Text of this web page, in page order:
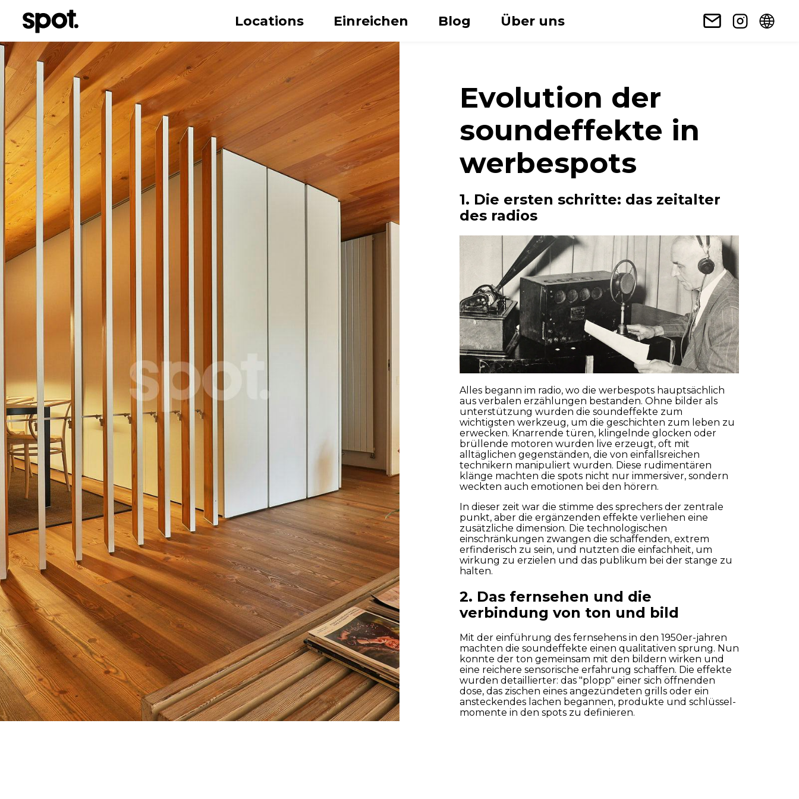
Locations Einreichen Blog Über uns
Wohnungen
Straßen
Natur
Spots
Datenschutzbestimmungen gelesen und akzeptiere sie
Absenden
Evolution der
soundeffekte in
werbespots
1. Die ersten schritte: das zeitalter
des radios
Alles begann im radio, wo die werbespots hauptsächlich
aus verbalen erzählungen bestanden. Ohne bilder als
unterstützung wurden die soundeffekte zum
wichtigsten werkzeug, um die geschichten zum leben zu
erwecken. Knarrende türen, klingelnde glocken oder
brüllende motoren wurden live erzeugt, oft mit
alltäglichen gegenständen, die von einfallsreichen
technikern manipuliert wurden. Diese rudimentären
klänge machten die spots nicht nur immersiver, sondern
weckten auch emotionen bei den hörern.
In dieser zeit war die stimme des sprechers der zentrale
punkt, aber die ergänzenden effekte verliehen eine
zusätzliche dimension. Die technologischen
einschränkungen zwangen die schaffenden, extrem
erfinderisch zu sein, und nutzten die einfachheit, um
wirkung zu erzielen und das publikum bei der stange zu
halten.
2. Das fernsehen und die
verbindung von ton und bild
Mit der einführung des fernsehens in den 1950er-jahren
machten die soundeffekte einen qualitativen sprung. Nun
konnte der ton gemeinsam mit den bildern wirken und
eine reichere sensorische erfahrung schaffen. Die effekte
wurden detaillierter: das "plopp" einer sich öffnenden
dose, das zischen eines angezündeten grills oder ein
ansteckendes lachen begannen, produkte und schlüssel-
momente in den spots zu definieren.
Akzeptieren Ablehnen Konfigurieren